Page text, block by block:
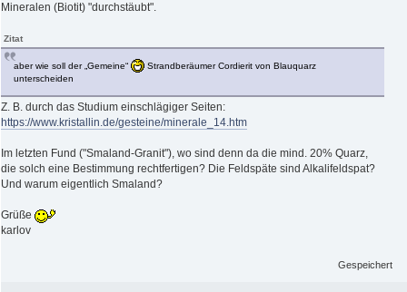
Mineralen (Biotit) "durchstäubt".
Zitat
aber wie soll der „Gemeine“
Strandberäumer Cordierit von Blauquarz
unterscheiden
Z. B. durch das Studium einschlägiger Seiten:
https://www.kristallin.de/gesteine/minerale_14.htm
Im letzten Fund ("Smaland-Granit"), wo sind denn da die mind. 20% Quarz,
die solch eine Bestimmung rechtfertigen? Die Feldspäte sind Alkalifeldspat?
Und warum eigentlich Smaland?
Grüße
karlov
Gespeichert